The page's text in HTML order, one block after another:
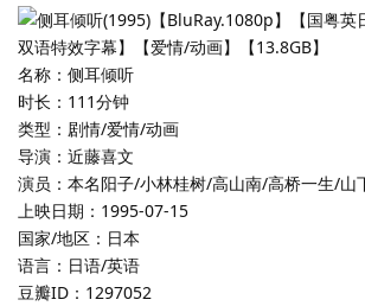
名称：侧耳倾听
时长：111分钟
类型：剧情/爱情/动画
导演：近藤喜文
演员：本名阳子/小林桂树/高山南/高桥一生/山
上映日期：1995-07-15
国家/地区：日本
语言：日语/英语
豆瓣ID：1297052